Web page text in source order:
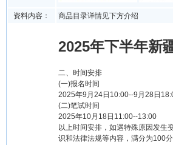
资料内容： 商品目录详情见下方介绍
2025年下半年新
二、时间安排
(一)报名时间
2025年9月24日10:00--9月28日
(二)笔试时间
2025年10月18日11:00--13:00
以上时间安排，如遇特殊原因发生
识和法律法规等内容，满分为100